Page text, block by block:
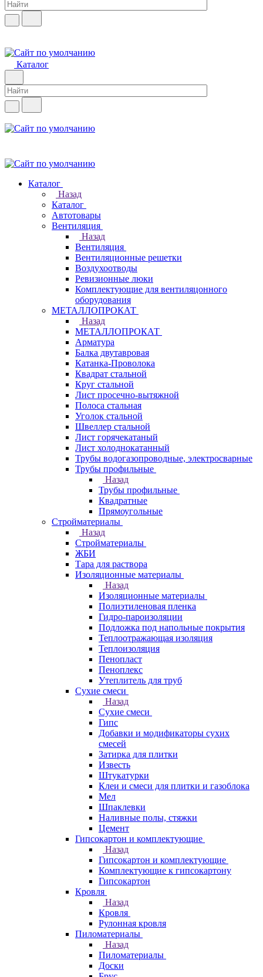
Каталог
Каталог
Назад
Каталог
Автотовары
Вентиляция
Назад
Вентиляция
Вентиляционные решетки
Воздухоотводы
Ревизионные люки
Комплектующие для вентиляцонного
оборудования
МЕТАЛЛОПРОКАТ
Назад
МЕТАЛЛОПРОКАТ
Арматура
Балка двутавровая
Катанка-Проволока
Квадрат стальной
Круг стальной
Лист просечно-вытяжной
Полоса стальная
Уголок стальной
Швеллер стальной
Лист горячекатаный
Лист холоднокатанный
Трубы водогазопроводные, электросварные
Трубы профильные
Назад
Трубы профильные
Квадратные
Прямоугольные
Стройматериалы
Назад
Стройматериалы
ЖБИ
Тара для раствора
Изоляционные материалы
Назад
Изоляционные материалы
Полиэтиленовая пленка
Гидро-пароизоляции
Подложка под напольные покрытия
Теплоотражающая изоляция
Теплоизоляция
Пенопласт
Пеноплекс
Утеплитель для труб
Сухие смеси
Назад
Сухие смеси
Гипс
Добавки и модификаторы сухих
смесей
Затирка для плитки
Известь
Штукатурки
Клеи и смеси для плитки и газоблока
Мел
Шпаклевки
Наливные полы, стяжки
Цемент
Гипсокартон и комплектующие
Назад
Гипсокартон и комплектующие
Комплектующие к гипсокартону
Гипсокартон
Кровля
Назад
Кровля
Рулонная кровля
Пиломатериалы
Назад
Пиломатериалы
Доски